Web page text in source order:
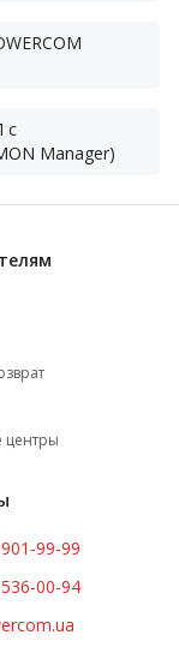
с
Manager)
центры
99-99
00-94